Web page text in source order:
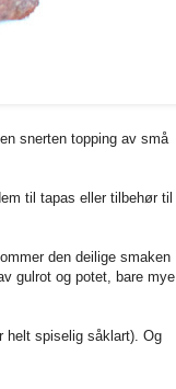
snerten topping av små
til tapas eller tilbehør til
den deilige smaken
gulrot og potet, bare mye
helt spiselig såklart). Og